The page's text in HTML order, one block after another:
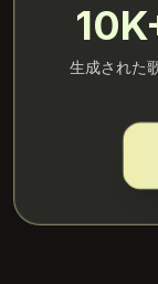
生成された